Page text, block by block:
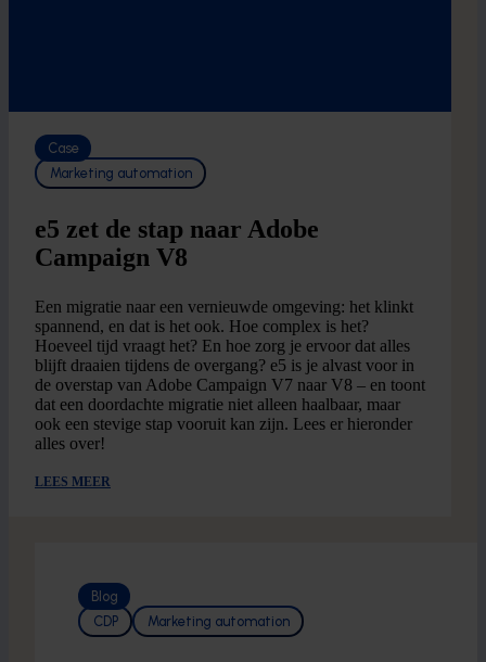
Case
Marketing automation
e5 zet de stap naar Adobe
Campaign V8
Een migratie naar een vernieuwde omgeving: het klinkt
spannend, en dat is het ook. Hoe complex is het?
Hoeveel tijd vraagt het? En hoe zorg je ervoor dat alles
blijft draaien tijdens de overgang? e5 is je alvast voor in
de overstap van Adobe Campaign V7 naar V8 – en toont
dat een doordachte migratie niet alleen haalbaar, maar
ook een stevige stap vooruit kan zijn. Lees er hieronder
alles over!
LEES MEER
Blog
CDP
Marketing automation